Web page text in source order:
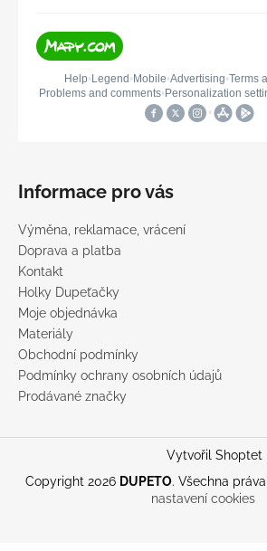
Informace pro vás
Výměna, reklamace, vrácení
Doprava a platba
Kontakt
Holky Dupeťačky
Moje objednávka
Materiály
Obchodní podmínky
Podmínky ochrany osobních údajů
Prodávané značky
Vytvořil Shoptet
Copyright 2026 DUPETO. Všechna
nastavení cookies